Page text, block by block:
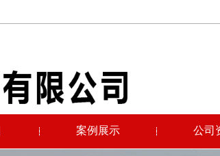
案例展示 公司